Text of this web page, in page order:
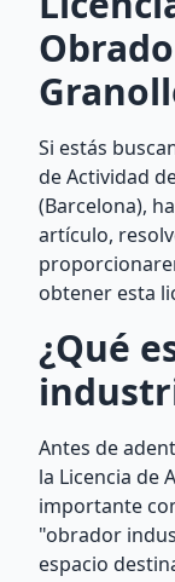
Si estás
de Actividad
(Barcelona),
artículo,
obtener esta
¿Qué
Antes de
la Licencia de
importante
"obrador
espacio